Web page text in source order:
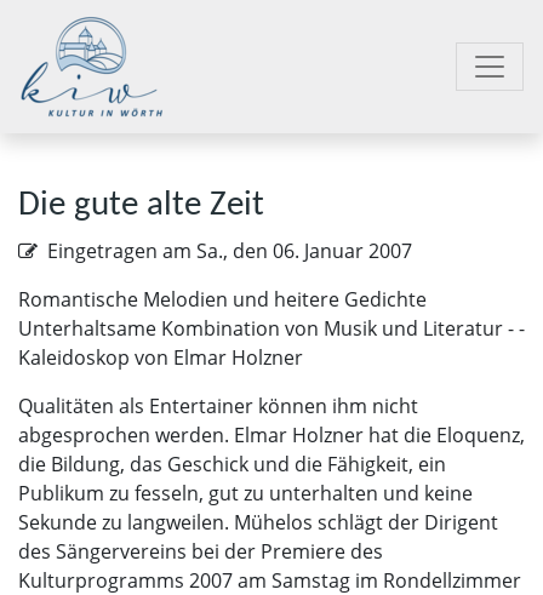
Die gute alte Zeit
Eingetragen am Sa., den 06. Januar 2007
Romantische Melodien und heitere Gedichte
Unterhaltsame Kombination von Musik und Literatur - ­
Kaleidoskop von Elmar Holzner
Qualitäten als Entertainer können ihm nicht
abgesprochen werden. Elmar Holzner hat die Eloquenz,
die Bildung, das Geschick und die Fähigkeit, ein
Publikum zu fesseln, gut zu unterhalten und keine
Sekunde zu langweilen. Mühelos schlägt der Dirigent
des Sängervereins bei der Premiere des
Kulturprogramms 2007 am Samstag im Rondellzimmer